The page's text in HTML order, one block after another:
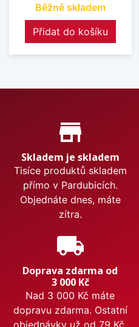
Běžně skladem
Přidat do košíku
Proč nakupovat u nás?
store_mall_directory
Skladem je skladem
Tisíce produktů skladem
přímo v Pardubicích.
Objednáte dnes, máte
zítra.
local_shipping
Doprava zdarma od
3 000 Kč
Nad 3 000 Kč máte
dopravu zdarma. Ostatní
objednávky už od 79 Kč.